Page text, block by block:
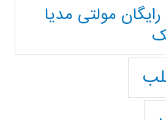
مولتی مدیا